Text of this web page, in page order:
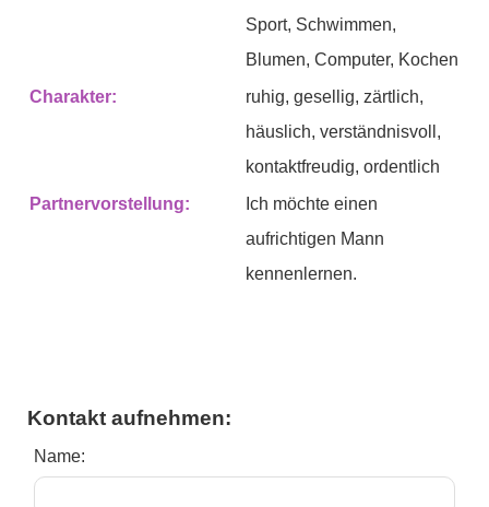
Sport, Schwimmen,
Blumen, Computer, Kochen
Charakter:
ruhig, gesellig, zärtlich,
häuslich, verständnisvoll,
kontaktfreudig, ordentlich
Partnervorstellung:
Ich möchte einen
aufrichtigen Mann
kennenlernen.
Kontakt aufnehmen:
Name: